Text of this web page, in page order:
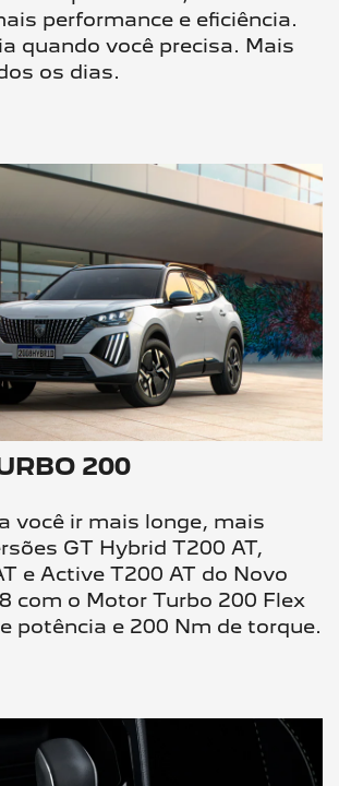
performance e eficiência.​
quando você precisa. Mais
os dias.
200
você ir mais longe, mais
GT Hybrid T200 AT,
e Active T200 AT do Novo
com o Motor Turbo 200 Flex
potência e 200 Nm de torque.